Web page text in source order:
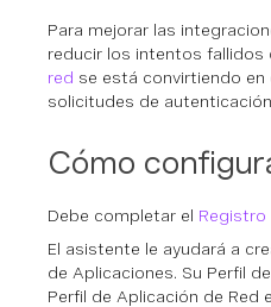
Para mejorar las
reducir los intentos fallidos
red se está convirtiendo
solicitudes de
Cómo
Debe completar el Registro
El asistente le ayudará a
de Aplicaciones. Su Perfil
Perfil de Aplicación de Red